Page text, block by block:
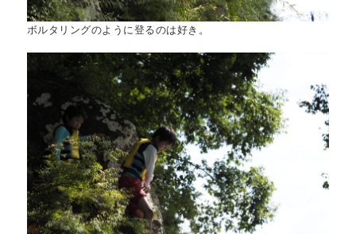
ボルタリングのように登るのは好き。